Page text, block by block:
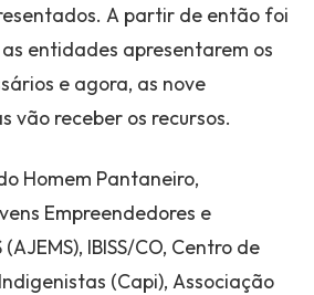
A partir de então foi
entidades apresentarem os
e agora, as nove
vão receber os recursos.
Homem Pantaneiro,
Empreendedores e
IBISS/CO, Centro de
(Capi), Associação